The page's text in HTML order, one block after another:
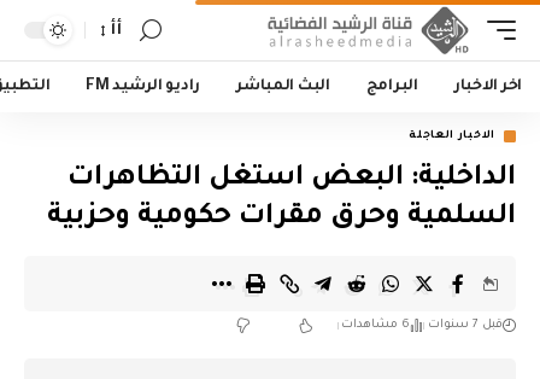
أأ
اخر الاخبار البرامج البث المباشر راديو الرشيد FM
الاخبار العاجلة
الداخلية: البعض استغل التظاهرات
السلمية وحرق مقرات حكومية وحزبية
قبل 7 سنوات 6 مشاهدات